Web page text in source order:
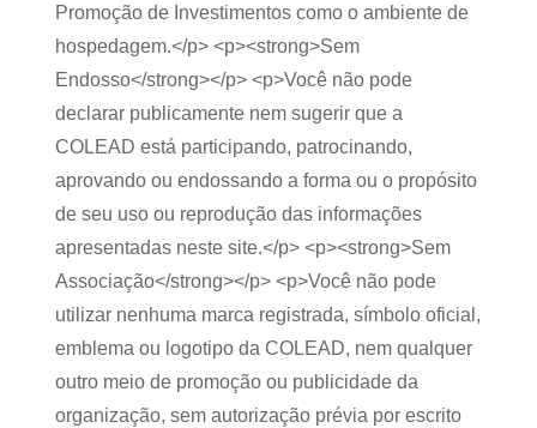
Promoção de Investimentos como o ambiente de
hospedagem.</p> <p><strong>Sem
Endosso</strong></p> <p>Você não pode
declarar publicamente nem sugerir que a
COLEAD está participando, patrocinando,
aprovando ou endossando a forma ou o propósito
de seu uso ou reprodução das informações
apresentadas neste site.</p> <p><strong>Sem
Associação</strong></p> <p>Você não pode
utilizar nenhuma marca registrada, símbolo oficial,
emblema ou logotipo da COLEAD, nem qualquer
outro meio de promoção ou publicidade da
organização, sem autorização prévia por escrito